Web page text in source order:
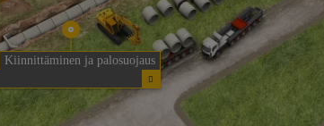
Kiinnittäminen ja palosuojaus